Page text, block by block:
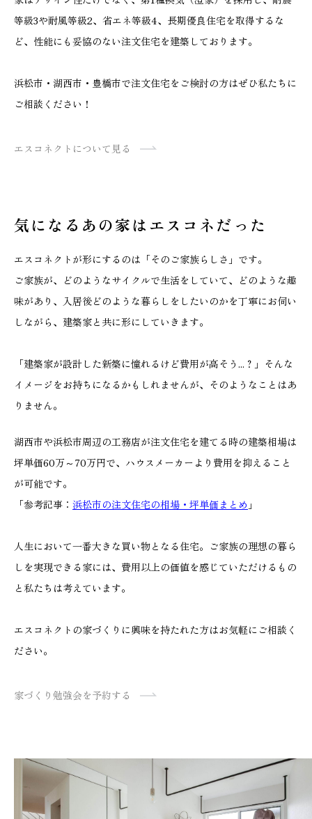
等級3や耐風等級2、省エネ等級4、長期優良住宅を取得するな
ど、性能にも妥協のない注文住宅を建築しております。
浜松市・湖西市・豊橋市で注文住宅をご検討の方はぜひ私たちに
ご相談ください！
エスコネクトについて見る
気になるあの家はエスコネだった
エスコネクトが形にするのは「そのご家族らしさ」です。
ご家族が、どのようなサイクルで生活をしていて、どのような趣
味があり、入居後どのような暮らしをしたいのかを丁寧にお伺い
しながら、建築家と共に形にしていきます。
「建築家が設計した新築に憧れるけど費用が高そう...？」そんな
イメージをお持ちになるかもしれませんが、そのようなことはあ
りません。
湖西市や浜松市周辺の工務店が注文住宅を建てる時の建築相場は
坪単価60万～70万円で、ハウスメーカーより費用を抑えること
が可能です。
「参考記事： 浜松市の注文住宅の相場・坪単価まとめ 」
人生において一番大きな買い物となる住宅。ご家族の理想の暮ら
しを実現できる家には、費用以上の価値を感じていただけるもの
と私たちは考えています。
エスコネクトの家づくりに興味を持たれた方はお気軽にご相談く
ださい。
家づくり勉強会を予約する